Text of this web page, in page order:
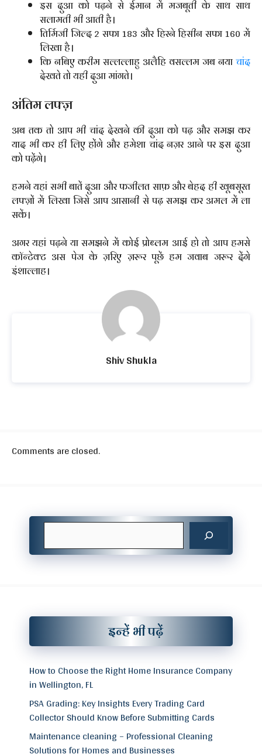
इस दुआ को पढ़ने से ईमान में मजबूती के साथ साथ
सलामती भी आती है।
तिर्मिजी जिल्द 2 सफा 183 और हिस्ने हिसीन सफा 160 में
लिखा है।
कि नबिए करीम सल्लल्लाहु अलैहि वसल्लम जब नयाचांद
देखते तो यही दुआ मांगते।
अंतिम लफ्ज़
अब तक तो आप भी चांद देखने की दुआ को पढ़ और समझ कर
याद भी कर ही लिए होंगे और हमेशा चांद नज़र आने पर इस दुआ
को पढ़ेंगे।
हमने यहां सभी बातें दुआ और फजीलत साफ़ और बेहद ही खूबसूरत
लफ्ज़ों में लिखा जिसे आप आसानी से पढ़ समझ कर अमल में ला
सकें।
अगर यहां पढ़ने या समझने में कोई प्रोब्लम आई हो तो आप हमसे
कॉन्टेक्ट अस पेज के ज़रिए ज़रूर पूछें हम जवाब जरूर देंगे
इंशाल्लाह।
Shiv Shukla
Comments are closed.
Search
इन्हें भी पढ़ें
How to Choose the Right Home Insurance Company
in Wellington, FL
PSA Grading: Key Insights Every Trading Card
Collector Should Know Before Submitting Cards
Maintenance cleaning – Professional Cleaning
Solutions for Homes and Businesses